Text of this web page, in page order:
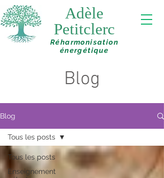
Adèle
Petitclerc
Réharmonisation
énergétique
Blog
Blog
Tous les posts
Enseignement
Tous les posts